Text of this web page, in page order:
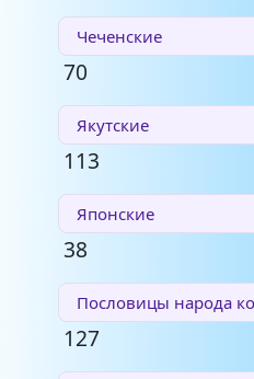
Чеченские
70
Якутские
113
Японские
38
Пословицы народа
127